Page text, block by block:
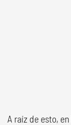
A raíz de esto, en